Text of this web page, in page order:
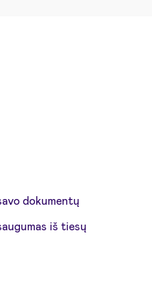
dokumentų
iš tiesų